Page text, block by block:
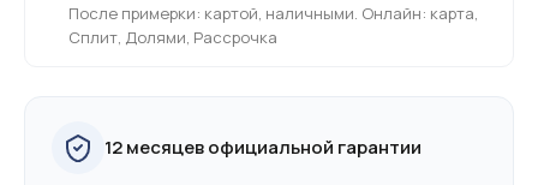
После примерки: картой, наличными. Онлайн: карта,
Сплит, Долями, Рассрочка
12 месяцев официальной гарантии